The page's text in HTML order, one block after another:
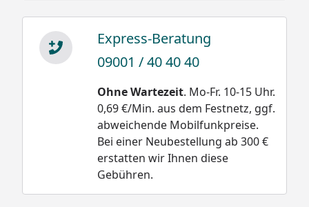
Express-Beratung
09001 / 40 40 40
Ohne Wartezeit. Mo-Fr. 10-15 Uhr.
0,69 €/Min. aus dem Festnetz, ggf.
abweichende Mobilfunkpreise.
Bei einer Neubestellung ab 300 €
erstatten wir Ihnen diese
Gebühren.